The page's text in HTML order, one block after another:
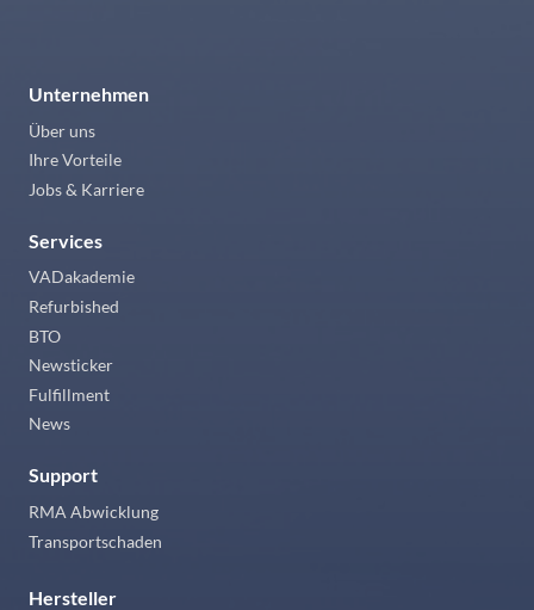
Unternehmen
Über uns
Ihre Vorteile
Jobs & Karriere
Services
VADakademie
Refurbished
BTO
Newsticker
Fulfillment
News
Support
RMA Abwicklung
Transportschaden
Hersteller